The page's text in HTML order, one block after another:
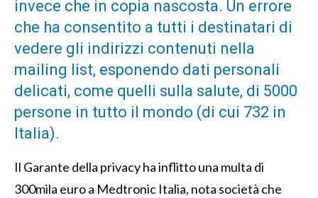
invece che in copia nascosta. Un errore
che ha consentito a tutti i destinatari di
vedere gli indirizzi contenuti nella
mailing list, esponendo dati personali
delicati, come quelli sulla salute, di 5000
persone in tutto il mondo (di cui 732 in
Italia).
Il Garante della privacy ha inflitto una multa di
300mila euro a Medtronic Italia, nota società che